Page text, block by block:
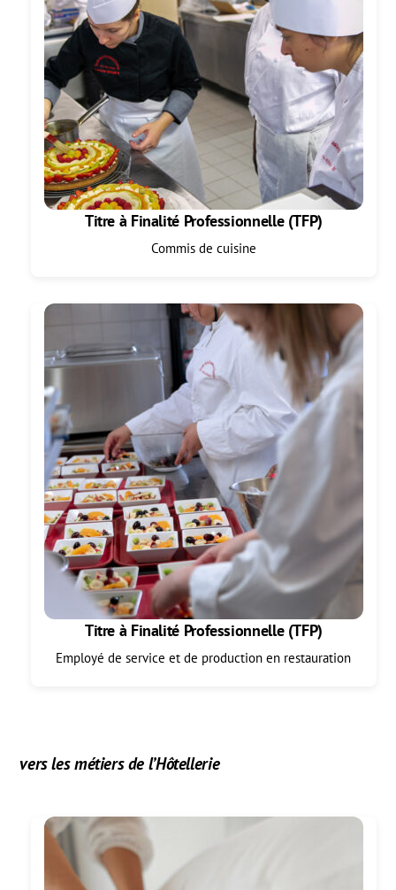
Titre à Finalité Professionnelle (TFP)
Commis de cuisine
Titre à Finalité Professionnelle (TFP)
Employé de service et de production en restauration
vers les métiers de l’Hôtellerie